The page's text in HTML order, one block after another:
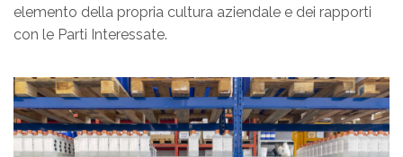
elemento della propria cultura aziendale e dei rapporti
con le Parti Interessate.